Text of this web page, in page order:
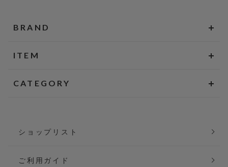
BRAND
ITEM
CATEGORY
ショップリスト
ご利用ガイド